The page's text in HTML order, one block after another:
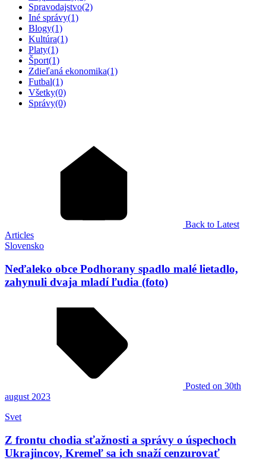
Spravodajstvo(2)
Iné správy(1)
Blogy(1)
Kultúra(1)
Platy(1)
Šport(1)
Zdieľaná ekonomika(1)
Futbal(1)
Všetky(0)
Správy(0)
Back to Latest
Articles
Slovensko
Neďaleko obce Podhorany spadlo malé lietadlo,
zahynuli dvaja mladí ľudia (foto)
Posted on 30th
august 2023
Svet
Z frontu chodia sťažnosti a správy o úspechoch
Ukrajincov, Kremeľ sa ich snaží cenzurovať